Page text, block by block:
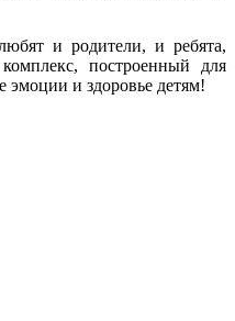
и родители, и ребята,
построенный для
эмоции и здоровье детям!